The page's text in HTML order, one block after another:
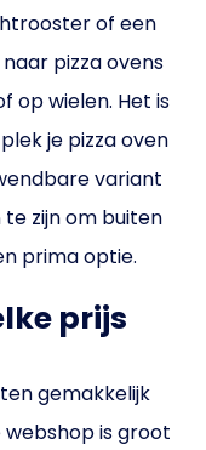
of een
pizza ovens
op wielen. Het is
je pizza oven
variant
zijn om buiten
prima optie.
prijs
gemakkelijk
webshop is groot